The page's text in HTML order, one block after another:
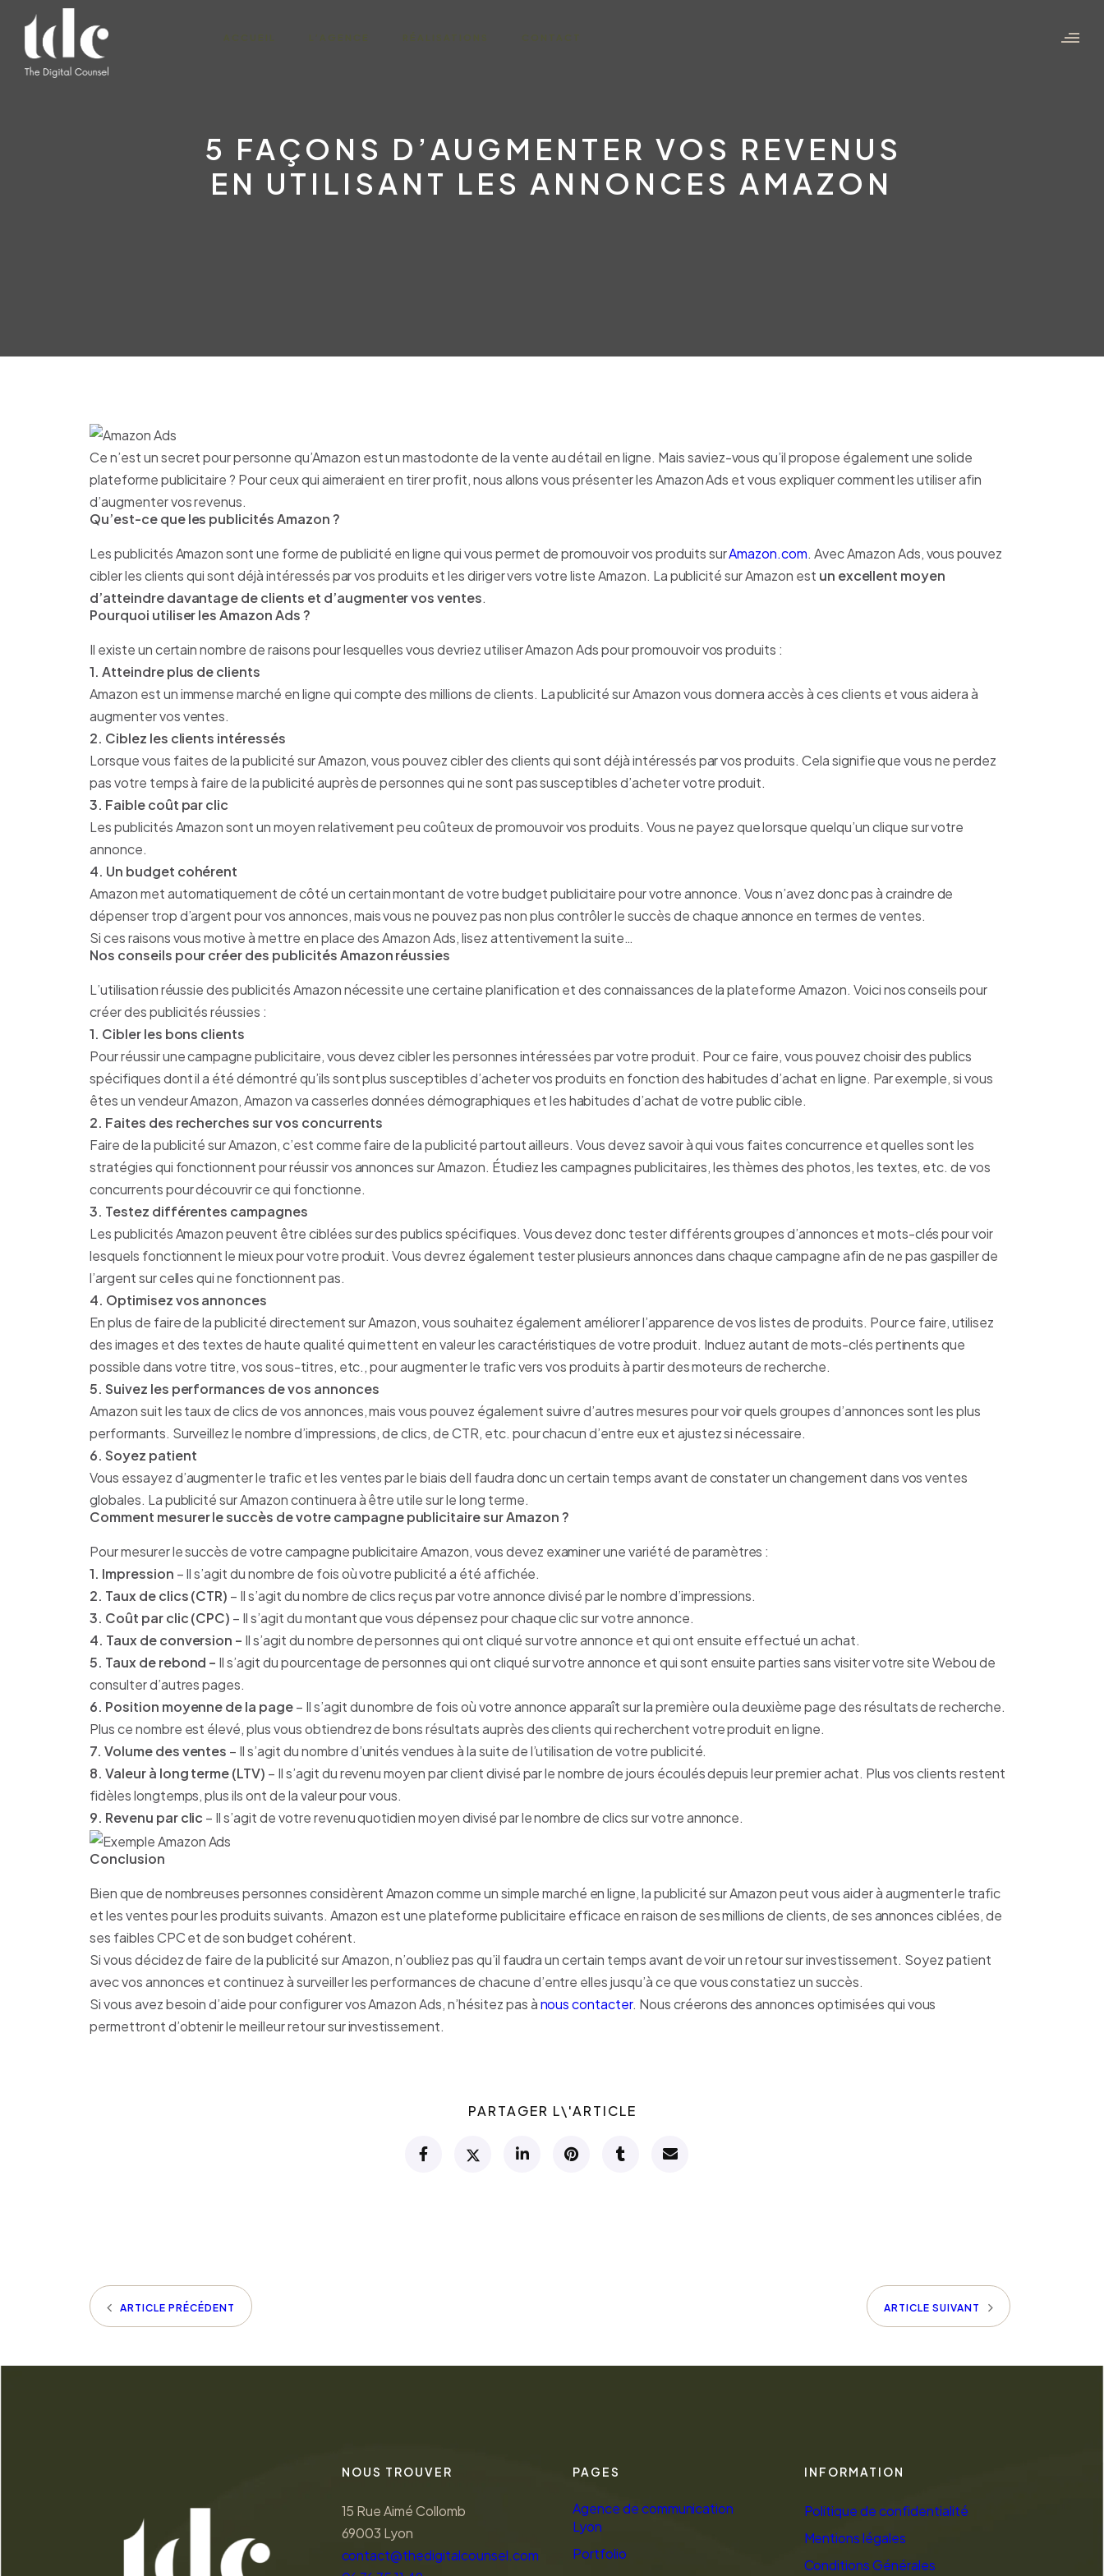
ACCUEIL L’AGENCE RÉALISATIONS CONTACT
5 FAÇONS D’AUGMENTER VOS REVENUS
EN UTILISANT LES ANNONCES AMAZON
Ce n’est un secret pour personne qu’Amazon est un mastodonte de la vente au détail en ligne. Mais saviez-vous qu’il propose également une solide
plateforme publicitaire ? Pour ceux qui aimeraient en tirer profit, nous allons vous présenter les Amazon Ads et vous expliquer comment les utiliser afin
d’augmenter vos revenus.
Qu’est-ce que les publicités Amazon ?
Les publicités Amazon sont une forme de publicité en ligne qui vous permet de promouvoir vos produits surAmazon.com. Avec Amazon Ads, vous pouvez
cibler les clients qui sont déjà intéressés par vos produits et les diriger vers votre liste Amazon. La publicité sur Amazon est un excellent moyen
d’atteindre davantage de clients et d’augmenter vos ventes.
Pourquoi utiliser les Amazon Ads ?
Il existe un certain nombre de raisons pour lesquelles vous devriez utiliser Amazon Ads pour promouvoir vos produits :
1. Atteindre plus de clients
Amazon est un immense marché en ligne qui compte des millions de clients. La publicité sur Amazon vous donnera accès à ces clients et vous aidera à
augmenter vos ventes.
2. Ciblez les clients intéressés
Lorsque vous faites de la publicité sur Amazon, vous pouvez cibler des clients qui sont déjà intéressés par vos produits. Cela signifie que vous ne perdez
pas votre temps à faire de la publicité auprès de personnes qui ne sont pas susceptibles d’acheter votre produit.
3. Faible coût par clic
Les publicités Amazon sont un moyen relativement peu coûteux de promouvoir vos produits. Vous ne payez que lorsque quelqu’un clique sur votre
annonce.
4. Un budget cohérent
Amazon met automatiquement de côté un certain montant de votre budget publicitaire pour votre annonce. Vous n’avez donc pas à craindre de
dépenser trop d’argent pour vos annonces, mais vous ne pouvez pas non plus contrôler le succès de chaque annonce en termes de ventes.
Si ces raisons vous motive à mettre en place des Amazon Ads, lisez attentivement la suite…
Nos conseils pour créer des publicités Amazon réussies
L’utilisation réussie des publicités Amazon nécessite une certaine planification et des connaissances de la plateforme Amazon. Voici nos conseils pour
créer des publicités réussies :
1. Cibler les bons clients
Pour réussir une campagne publicitaire, vous devez cibler les personnes intéressées par votre produit. Pour ce faire, vous pouvez choisir des publics
spécifiques dont il a été démontré qu’ils sont plus susceptibles d’acheter vos produits en fonction des habitudes d’achat en ligne. Par exemple, si vous
êtes un vendeur Amazon, Amazon va casserles données démographiques et les habitudes d’achat de votre public cible.
2. Faites des recherches sur vos concurrents
Faire de la publicité sur Amazon, c’est comme faire de la publicité partout ailleurs. Vous devez savoir à qui vous faites concurrence et quelles sont les
stratégies qui fonctionnent pour réussir vos annonces sur Amazon. Étudiez les campagnes publicitaires, les thèmes des photos, les textes, etc. de vos
concurrents pour découvrir ce qui fonctionne.
3. Testez différentes campagnes
Les publicités Amazon peuvent être ciblées sur des publics spécifiques. Vous devez donc tester différents groupes d’annonces et mots-clés pour voir
lesquels fonctionnent le mieux pour votre produit. Vous devrez également tester plusieurs annonces dans chaque campagne afin de ne pas gaspiller de
l’argent sur celles qui ne fonctionnent pas.
4. Optimisez vos annonces
En plus de faire de la publicité directement sur Amazon, vous souhaitez également améliorer l’apparence de vos listes de produits. Pour ce faire, utilisez
des images et des textes de haute qualité qui mettent en valeur les caractéristiques de votre produit. Incluez autant de mots-clés pertinents que
possible dans votre titre, vos sous-titres, etc., pour augmenter le trafic vers vos produits à partir des moteurs de recherche.
5. Suivez les performances de vos annonces
Amazon suit les taux de clics de vos annonces, mais vous pouvez également suivre d’autres mesures pour voir quels groupes d’annonces sont les plus
performants. Surveillez le nombre d’impressions, de clics, de CTR, etc. pour chacun d’entre eux et ajustez si nécessaire.
6. Soyez patient
Vous essayez d’augmenter le trafic et les ventes par le biais deIl faudra donc un certain temps avant de constater un changement dans vos ventes
globales. La publicité sur Amazon continuera à être utile sur le long terme.
Comment mesurer le succès de votre campagne publicitaire sur Amazon ?
Pour mesurer le succès de votre campagne publicitaire Amazon, vous devez examiner une variété de paramètres :
1. Impression – Il s’agit du nombre de fois où votre publicité a été affichée.
2. Taux de clics (CTR) – Il s’agit du nombre de clics reçus par votre annonce divisé par le nombre d’impressions.
3. Coût par clic (CPC) – Il s’agit du montant que vous dépensez pour chaque clic sur votre annonce.
4. Taux de conversion – Il s’agit du nombre de personnes qui ont cliqué sur votre annonce et qui ont ensuite effectué un achat.
5. Taux de rebond – Il s’agit du pourcentage de personnes qui ont cliqué sur votre annonce et qui sont ensuite parties sans visiter votre site Webou de
consulter d’autres pages.
6. Position moyenne de la page– Il s’agit du nombre de fois où votre annonce apparaît sur la première ou la deuxième page des résultats de recherche.
Plus ce nombre est élevé, plus vous obtiendrez de bons résultats auprès des clients qui recherchent votre produit en ligne.
7. Volume des ventes – Il s’agit du nombre d’unités vendues à la suite de l’utilisation de votre publicité.
8. Valeur à long terme (LTV) – Il s’agit du revenu moyen par client divisé par le nombre de jours écoulés depuis leur premier achat. Plus vos clients restent
fidèles longtemps, plus ils ont de la valeur pour vous.
9. Revenu par clic – Il s’agit de votre revenu quotidien moyen divisé par le nombre de clics sur votre annonce.
Conclusion
Bien que de nombreuses personnes considèrent Amazon comme un simple marché en ligne, la publicité sur Amazon peut vous aider à augmenter le trafic
et les ventes pour les produits suivants. Amazon est une plateforme publicitaire efficace en raison de ses millions de clients, de ses annonces ciblées, de
ses faibles CPC et de son budget cohérent.
Si vous décidez de faire de la publicité sur Amazon, n’oubliez pas qu’il faudra un certain temps avant de voir un retour sur investissement. Soyez patient
avec vos annonces et continuez à surveiller les performances de chacune d’entre elles jusqu’à ce que vous constatiez un succès.
Si vous avez besoin d’aide pour configurer vos Amazon Ads, n’hésitez pas ànous contacter. Nous créerons des annonces optimisées qui vous
permettront d’obtenir le meilleur retour sur investissement.
PARTAGER L\'ARTICLE
ARTICLE PRÉCÉDENT ARTICLE SUIVANT
NOUS TROUVER
15 Rue Aimé Collomb
69003 Lyon
contact@thedigitalcounsel.com
PAGES
Agence de communication
Lyon
Portfolio
INFORMATION
Politique de confidentialité
Mentions légales
Conditions Générales